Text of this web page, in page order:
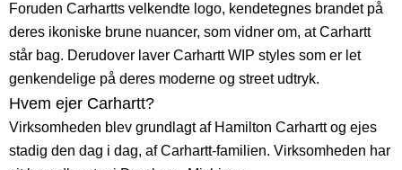
Foruden Carhartts velkendte logo, kendetegnes brandet på
deres ikoniske brune nuancer, som vidner om, at Carhartt
står bag. Derudover laver Carhartt WIP styles som er let
genkendelige på deres moderne og street udtryk.
Hvem ejer Carhartt?
Virksomheden blev grundlagt af Hamilton Carhartt og ejes
stadig den dag i dag, af Carhartt-familien. Virksomheden har